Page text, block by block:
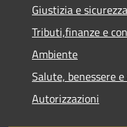
Giustizia e
Tributi,finanze e
Ambiente
Salute, benessere
Autorizzazioni